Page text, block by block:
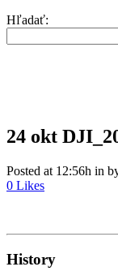
Hľadať:
24 okt
Posted at 12:56h in
0 Likes
History